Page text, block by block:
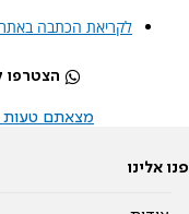
לקריאת הכתבה
הצטרפו
מצאתם טעות
פנו אלינו